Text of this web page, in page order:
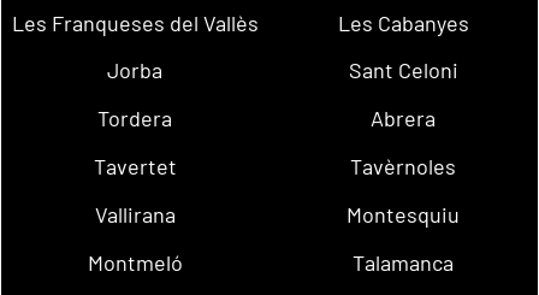
Les Franqueses del Vallès
Les Cabanyes
Jorba
Sant Celoni
Tordera
Abrera
Tavertet
Tavèrnoles
Vallirana
Montesquiu
Montmeló
Talamanca